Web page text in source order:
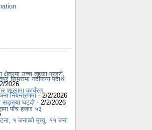
क्षेत्रमा उच्च तहका प्रहरी
सिमरामा नदीजन्य पदार्थ
2026
शाखामा कार्यरत
नियन्त्रणमा - 2/2/2026
सङ्ख्या घट्दो - 2/2/2026
पाँच हजार ५३
१ जनाको मृत्यु, ११ जना